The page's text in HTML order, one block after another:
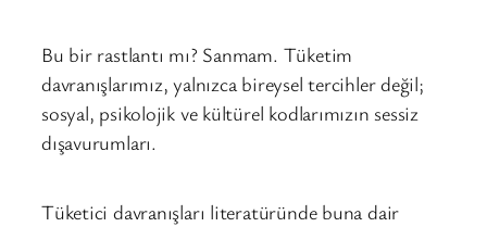
Bu bir rastlantı mı? Sanmam. Tüketim
davranışlarımız, yalnızca bireysel tercihler değil;
sosyal, psikolojik ve kültürel kodlarımızın sessiz
dışavurumları.
Tüketici davranışları literatüründe buna dair